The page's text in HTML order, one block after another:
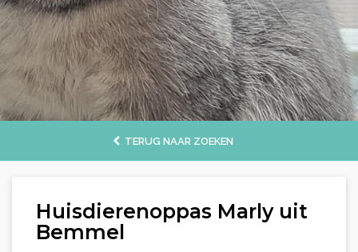
TERUG NAAR ZOEKEN
Huisdierenoppas Marly uit
Bemmel